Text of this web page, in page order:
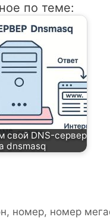
по теме:
свой DNS-сервер
dnsmasq
, номер, номер